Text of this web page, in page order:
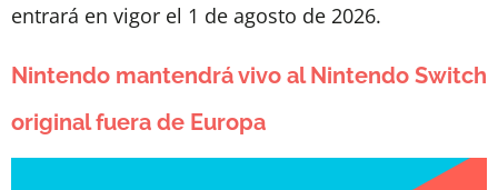
entrará en vigor el 1 de agosto de 2026.
Nintendo mantendrá vivo al Nintendo Switch
original fuera de Europa